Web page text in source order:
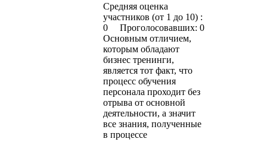
Средняя оценка
участников (от 1 до 10) :
0 Проголосовавших: 0
Основным отличием,
которым обладают
бизнес тренинги,
является тот факт, что
процесс обучения
персонала проходит без
отрыва от основной
деятельности, а значит
все знания, полученные
в процессе